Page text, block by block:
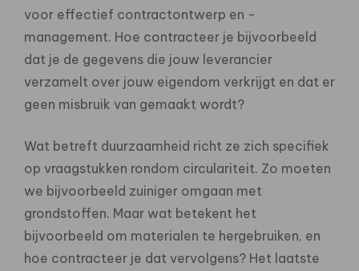
voor effectief contractontwerp en -
management. Hoe contracteer je bijvoorbeeld
dat je de gegevens die jouw leverancier
verzamelt over jouw eigendom verkrijgt en dat er
geen misbruik van gemaakt wordt?
Wat betreft duurzaamheid richt ze zich specifiek
op vraagstukken rondom circulariteit. Zo moeten
we bijvoorbeeld zuiniger omgaan met
grondstoffen. Maar wat betekent het
bijvoorbeeld om materialen te hergebruiken, en
hoe contracteer je dat vervolgens? Het laatste